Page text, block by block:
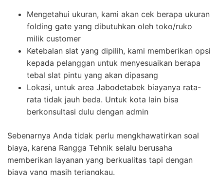
Mengetahui ukuran, kami akan cek berapa ukuran
folding gate yang dibutuhkan oleh toko/ruko
milik customer
Ketebalan slat yang dipilih, kami memberikan opsi
kepada pelanggan untuk menyesuaikan berapa
tebal slat pintu yang akan dipasang
Lokasi, untuk area Jabodetabek biayanya rata-
rata tidak jauh beda. Untuk kota lain bisa
berkonsultasi dulu dengan admin
Sebenarnya Anda tidak perlu mengkhawatirkan soal
biaya, karena Rangga Tehnik selalu berusaha
memberikan layanan yang berkualitas tapi dengan
biaya yang masih terjangkau.